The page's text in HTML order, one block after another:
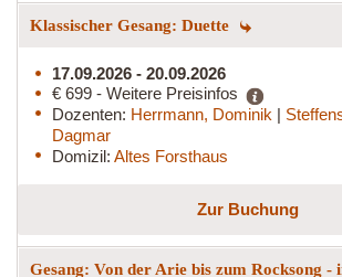
Klassischer Gesang: Duette
17.09.2026 - 20.09.2026
€ 699 - Weitere Preisinfos
Dozenten: Herrmann, Dominik |
Dagmar
Domizil: Altes Forsthaus
Zur Buchung
Gesang: Von der Arie bis zum Rocksong -